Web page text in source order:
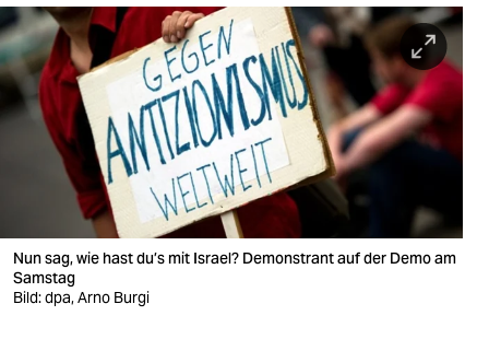
sport
berlin
nord
wahrheit
verlag
veranstaltungen
Nun sag, wie hast du’s mit Israel? Demonstrant auf der Demo am
Samstag
Bild: dpa, Arno Burgi